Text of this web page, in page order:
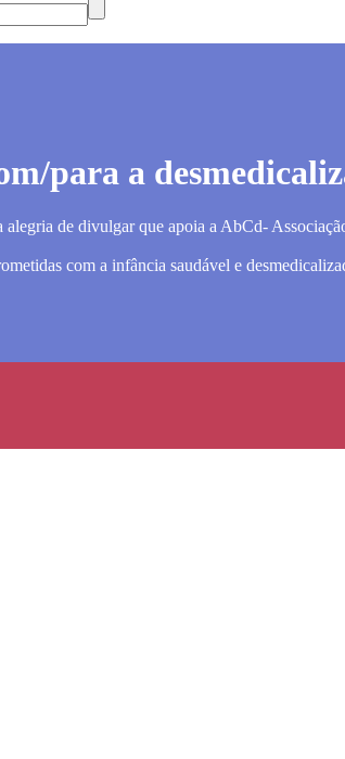
para a
alegria de divulgar que apoia a AbCd-
com a infância saudável e